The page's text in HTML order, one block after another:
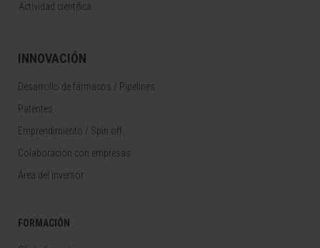
Actividad científica
INNOVACIÓN
Desarrollo de fármacos / Pipelines
Patentes
Emprendimiento / Spin off
Colaboración con empresas
Área del Inversor
FORMACIÓN